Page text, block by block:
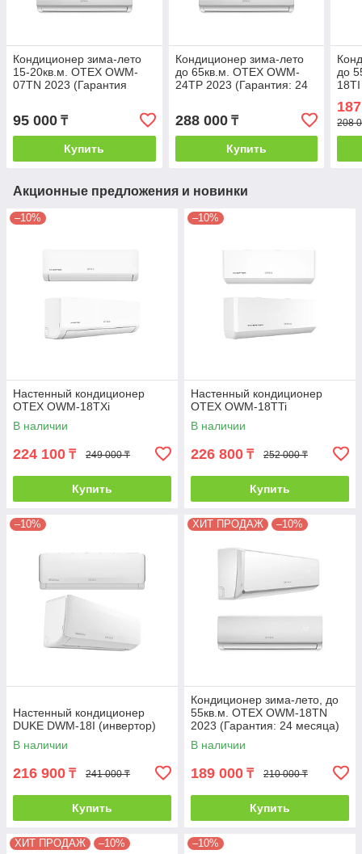
Кондиционер зима-лето
15-20кв.м. OTEX OWM-
07TN 2023 (Гарантия
95 000 ₸
Купить
Кондиционер зима-лето
до 65кв.м. OTEX OWM-
24TP 2023 (Гарантия: 24
288 000₸
Купить
до
208
Акционные предложения и новинки
–10%
Настенный кондиционер
OTEX OWM-18TXi
В наличии
224 100 ₸ 249 000 ₸
Купить
–10%
Настенный кондиционер
OTEX OWM-18TTi
В наличии
226 800 ₸ 252 000 ₸
Купить
–10%
Настенный кондиционер
DUKE DWM-18I (инвертор)
В наличии
216 900 ₸ 241 000 ₸
Купить
ХИТ ПРОДАЖ –10%
Кондиционер зима-лето, до
55кв.м. OTEX OWM-18TN
2023 (Гарантия: 24 месяца)
без инсталляции
В наличии
189 000 ₸ 210 000 ₸
Купить
ХИТ ПРОДАЖ –10% –10%